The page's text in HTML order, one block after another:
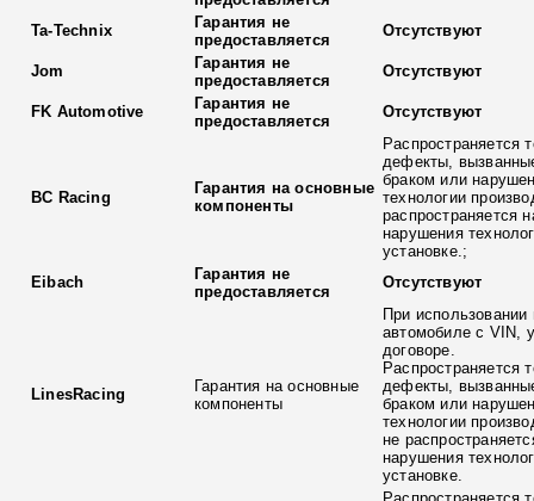
Ta-Technix
Гарантия не
предоставляется
Отсутствуют
Jom
Гарантия не
предоставляется
Отсутствуют
FK Automotive
Гарантия не
предоставляется
Отсутствуют
BC Racing
Гарантия на основные
компоненты
Распространяется
дефекты,
браком или
технологии
распространяется
нарушения
установке.;
Eibach
Гарантия не
предоставляется
Отсутствуют
LinesRacing
Гарантия на основные
компоненты
При использовании
автомобиле с VIN,
договоре.
Распространяется
дефекты,
браком или
технологии
не
нарушения
установке.